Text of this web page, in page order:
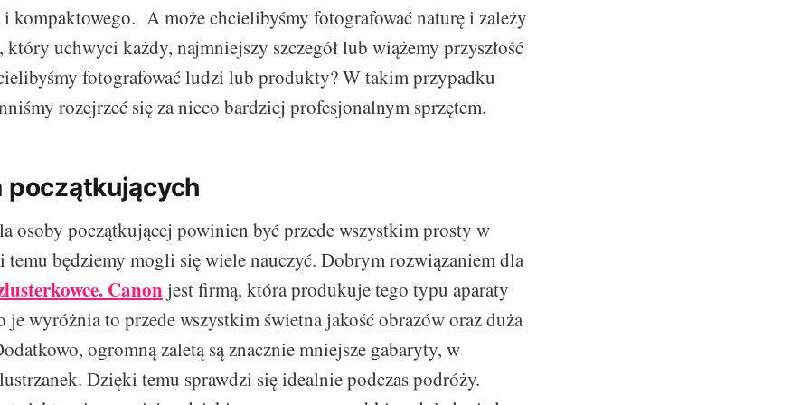
kompaktowego. A może chcielibyśmy fotografować naturę i zależy
który uchwyci każdy, najmniejszy szczegół lub wiążemy przyszłość
fotografować ludzi lub produkty? W takim przypadku
rozejrzeć się za nieco bardziej profesjonalnym sprzętem.
początkujących
osoby początkującej powinien być przede wszystkim prosty w
temu będziemy mogli się wiele nauczyć. Dobrym rozwiązaniem dla
Canon jest firmą, która produkuje tego typu aparaty
je wyróżnia to przede wszystkim świetna jakość obrazów oraz duża
ogromną zaletą są znacznie mniejsze gabaryty, w
Dzięki temu sprawdzi się idealnie podczas podróży.